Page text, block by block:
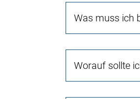
Was muss ich
Worauf sollte